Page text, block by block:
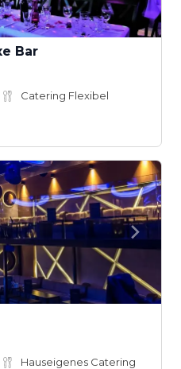
Bar
Catering Flexibel
Hauseigenes Catering